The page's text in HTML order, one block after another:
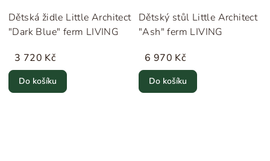
Dětská židle Little Architect
"Dark Blue" ferm LIVING
3 720 Kč
Do košíku
Dětský stůl Little Architect
"Ash" ferm LIVING
6 970 Kč
Do košíku